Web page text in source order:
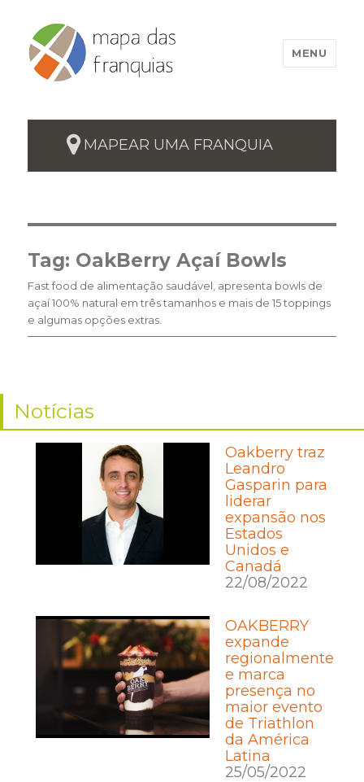
MENU
MAPEAR UMA FRANQUIA
Tag: OakBerry Açaí Bowls
Fast food de alimentação saudável, apresenta bowls de
açaí 100% natural em três tamanhos e mais de 15 toppings
e algumas opções extras.
Notícias
Oakberry traz
Leandro
Gasparin para
liderar
expansão nos
Estados
Unidos e
Canadá
22/08/2022
OAKBERRY
expande
regionalmente
e marca
presença no
maior evento
de Triathlon
da América
Latina
25/05/2022